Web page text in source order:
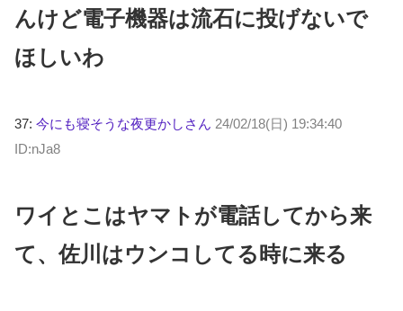
んけど電子機器は流石に投げないで
ほしいわ
37: 今にも寝そうな夜更かしさん 24/02/18(日) 19:34:40
ID:nJa8
ワイとこはヤマトが電話してから来
て、佐川はウンコしてる時に来る